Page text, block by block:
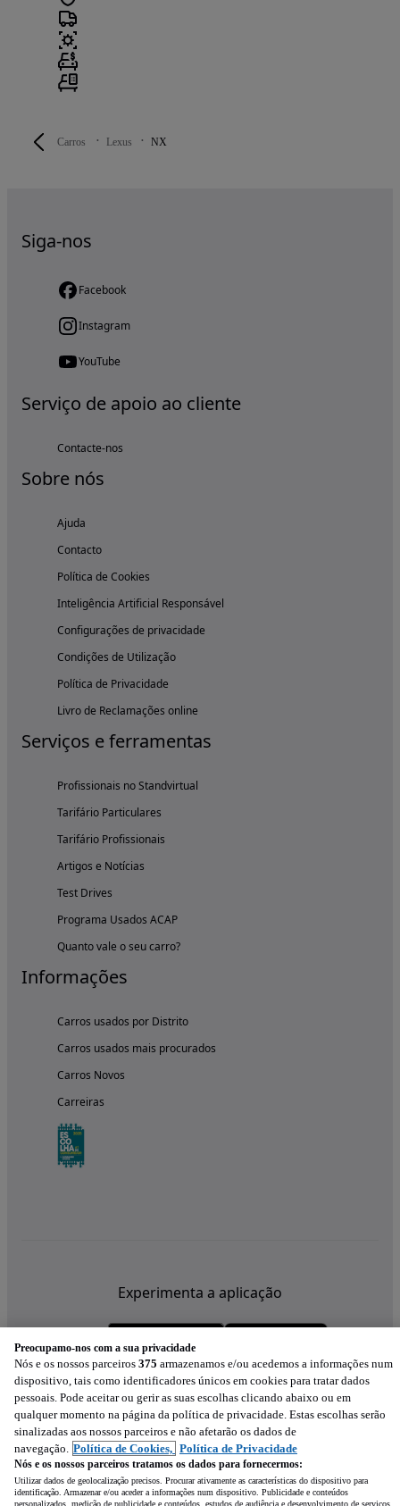
Carros Lexus NX
Siga-nos
Facebook
Instagram
YouTube
Serviço de apoio ao cliente
Contacte-nos
Sobre nós
Ajuda
Contacto
Política de Cookies
Inteligência Artificial Responsável
Configurações de privacidade
Condições de Utilização
Política de Privacidade
Livro de Reclamações online
Serviços e ferramentas
Profissionais no Standvirtual
Tarifário Particulares
Tarifário Profissionais
Artigos e Notícias
Test Drives
Programa Usados ACAP
Quanto vale o seu carro?
Informações
Carros usados por Distrito
Carros usados mais procurados
Carros Novos
Carreiras
Experimenta a aplicação
Preocupamo-nos com a sua privacidade
Nós e os nossos parceiros 375 armazenamos e/ou acedemos a informações num
dispositivo, tais como identificadores únicos em cookies para tratar dados
pessoais. Pode aceitar ou gerir as suas escolhas clicando abaixo ou em
qualquer momento na página da política de privacidade. Estas escolhas serão
sinalizadas aos nossos parceiros e não afetarão os dados de
navegação. Política de Cookies, Política de Privacidade
Nós e os nossos parceiros tratamos os dados para fornecermos:
Utilizar dados de geolocalização precisos. Procurar ativamente as características do dispositivo para
identificação. Armazenar e/ou aceder a informações num dispositivo. Publicidade e conteúdos
personalizados, medição de publicidade e conteúdos, estudos de audiência e desenvolvimento de serviços.